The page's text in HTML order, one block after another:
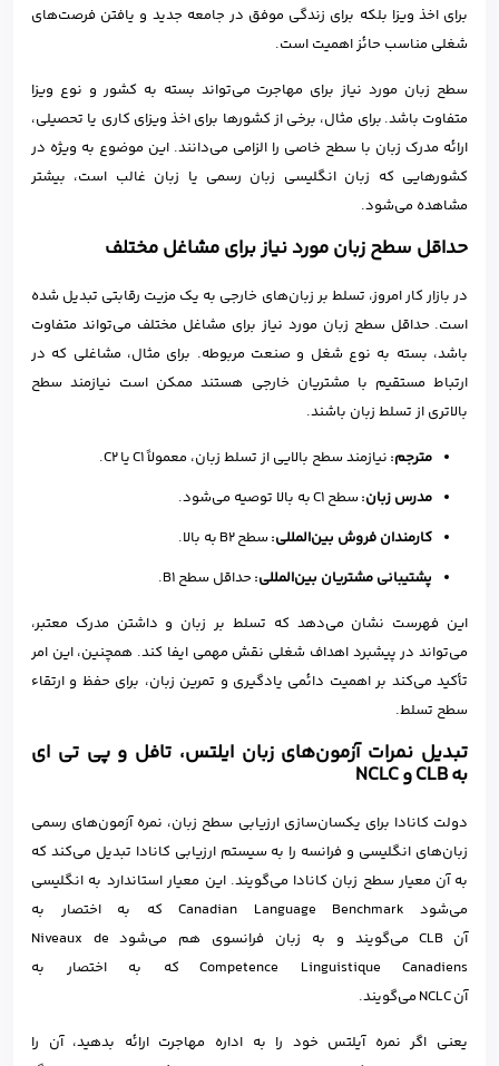
برای اخذ ویزا بلکه برای زندگی موفق در جامعه جدید و یافتن فرصت‌های
شغلی مناسب حائز اهمیت است.
سطح زبان مورد نیاز برای مهاجرت می‌تواند بسته به کشور و نوع ویزا
متفاوت باشد. برای مثال، برخی از کشورها برای اخذ ویزای کاری یا تحصیلی،
ارائه مدرک زبان با سطح خاصی را الزامی می‌دانند. این موضوع به ویژه در
کشورهایی که زبان انگلیسی زبان رسمی یا زبان غالب است، بیشتر
مشاهده می‌شود.
حداقل سطح زبان مورد نیاز برای مشاغل مختلف
در بازار کار امروز، تسلط بر زبان‌های خارجی به یک مزیت رقابتی تبدیل شده
است. حداقل سطح زبان مورد نیاز برای مشاغل مختلف می‌تواند متفاوت
باشد، بسته به نوع شغل و صنعت مربوطه. برای مثال، مشاغلی که در
ارتباط مستقیم با مشتریان خارجی هستند ممکن است نیازمند سطح
بالاتری از تسلط زبان باشند.
مترجم: نیازمند سطح بالایی از تسلط زبان، معمولاً C1 یا C2.
مدرس زبان: سطح C1 به بالا توصیه می‌شود.
کارمندان فروش بین‌المللی: سطح B2 به بالا.
پشتیبانی مشتریان بین‌المللی: حداقل سطح B1.
این فهرست نشان می‌دهد که تسلط بر زبان و داشتن مدرک معتبر،
می‌تواند در پیشبرد اهداف شغلی نقش مهمی ایفا کند. همچنین، این امر
تأکید می‌کند بر اهمیت دائمی یادگیری و تمرین زبان، برای حفظ و ارتقاء
سطح تسلط.
تبدیل نمرات آزمون‌های زبان ایلتس، تافل و پی تی ای
به و
دولت کانادا برای یکسان‌سازی ارزیابی سطح زبان، نمره آزمون‌های رسمی
زبان‌های انگلیسی و فرانسه را به سیستم ارزیابی کانادا تبدیل می‌کند که
به آن معیار سطح زبان کانادا می‌گویند. این معیار استاندارد به انگلیسی
می‌شود Canadian Language Benchmark که به اختصار به
آن CLB می‌گویند و به زبان فرانسوی هم می‌شود Niveaux de
Competence Linguistique Canadiens که به اختصار به
آن NCLC می‌گویند.
یعنی اگر نمره آیلتس خود را به اداره مهاجرت ارائه بدهید، آن را